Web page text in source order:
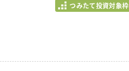
つみたて投資対象枠